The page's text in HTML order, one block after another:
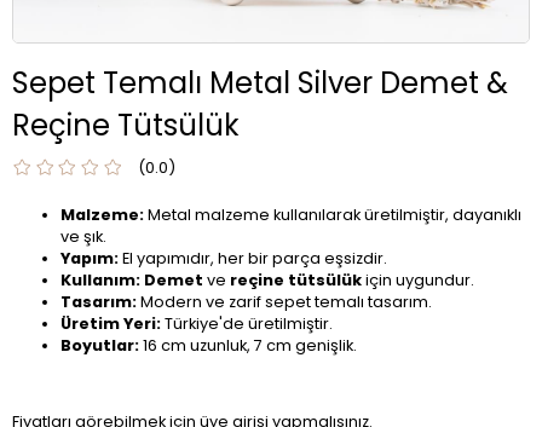
Sepet Temalı Metal Silver Demet &
Reçine Tütsülük
0.0
Malzeme:Metal malzeme kullanılarak üretilmiştir, dayanıklı
ve şık.
Yapım:El yapımıdır, her bir parça eşsizdir.
Kullanım: Demet ve reçine tütsülükiçin uygundur.
Tasarım:Modern ve zarif sepet temalı tasarım.
Üretim Yeri:Türkiye'de üretilmiştir.
Boyutlar:16 cm uzunluk, 7 cm genişlik.
Fiyatları görebilmek için üye girişi yapmalısınız.